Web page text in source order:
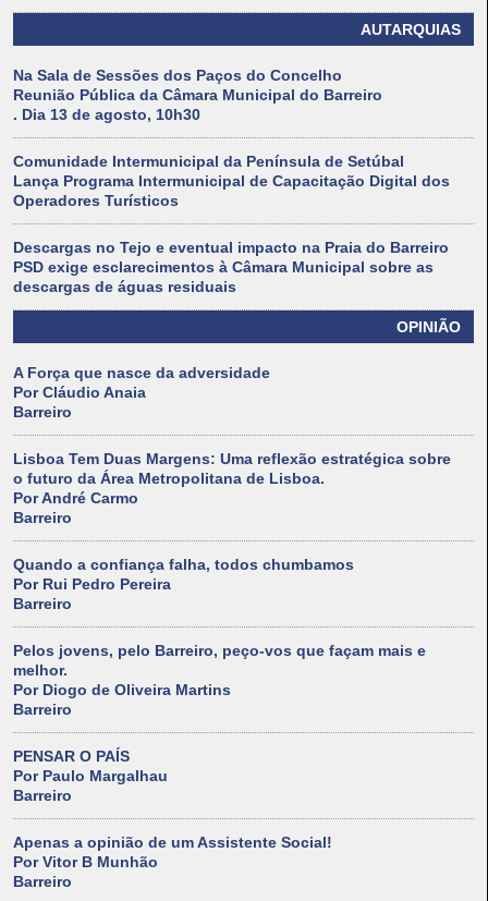
AUTARQUIAS
Na Sala de Sessões dos Paços do Concelho
Reunião Pública da Câmara Municipal do Barreiro
. Dia 13 de agosto, 10h30
Comunidade Intermunicipal da Península de Setúbal
Lança Programa Intermunicipal de Capacitação Digital dos
Operadores Turísticos
Descargas no Tejo e eventual impacto na Praia do Barreiro
PSD exige esclarecimentos à Câmara Municipal sobre as
descargas de águas residuais
OPINIÃO
A Força que nasce da adversidade
Por Cláudio Anaia
Barreiro
Lisboa Tem Duas Margens: Uma reflexão estratégica sobre
o futuro da Área Metropolitana de Lisboa.
Por André Carmo
Barreiro
Quando a confiança falha, todos chumbamos
Por Rui Pedro Pereira
Barreiro
Pelos jovens, pelo Barreiro, peço-vos que façam mais e
melhor.
Por Diogo de Oliveira Martins
Barreiro
PENSAR O PAÍS
Por Paulo Margalhau
Barreiro
Apenas a opinião de um Assistente Social!
Por Vitor B Munhão
Barreiro